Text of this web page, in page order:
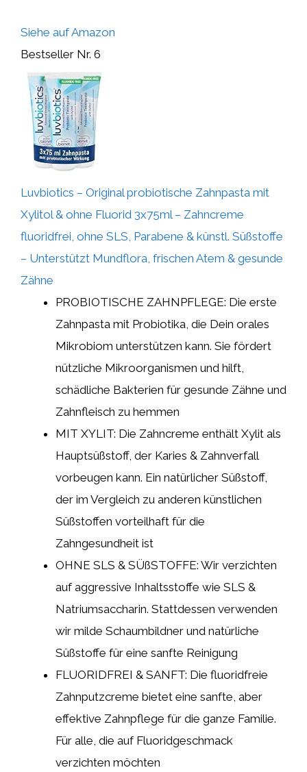
Siehe auf Amazon
Bestseller Nr. 6
Luvbiotics – Original probiotische Zahnpasta mit
Xylitol & ohne Fluorid 3x75ml – Zahncreme
fluoridfrei, ohne SLS, Parabene & künstl. Süßstoffe
– Unterstützt Mundflora, frischen Atem & gesunde
Zähne
PROBIOTISCHE ZAHNPFLEGE: Die erste
Zahnpasta mit Probiotika, die Dein orales
Mikrobiom unterstützen kann. Sie fördert
nützliche Mikroorganismen und hilft,
schädliche Bakterien für gesunde Zähne und
Zahnfleisch zu hemmen
MIT XYLIT: Die Zahncreme enthält Xylit als
Hauptsüßstoff, der Karies & Zahnverfall
vorbeugen kann. Ein natürlicher Süßstoff,
der im Vergleich zu anderen künstlichen
Süßstoffen vorteilhaft für die
Zahngesundheit ist
OHNE SLS & SÜßSTOFFE: Wir verzichten
auf aggressive Inhaltsstoffe wie SLS &
Natriumsaccharin. Stattdessen verwenden
wir milde Schaumbildner und natürliche
Süßstoffe für eine sanfte Reinigung
FLUORIDFREI & SANFT: Die fluoridfreie
Zahnputzcreme bietet eine sanfte, aber
effektive Zahnpflege für die ganze Familie.
Für alle, die auf Fluoridgeschmack
verzichten möchten